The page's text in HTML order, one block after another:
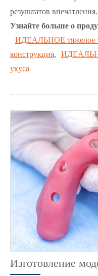
результатов впечатления.
Узнайте больше о
ИДЕАЛЬНОЕ тяжелое
конструкция,
укуса
Изготовление